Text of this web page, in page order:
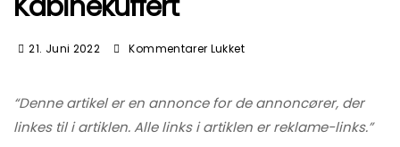
21. Juni 2022 Kommentarer Lukket
“Denne artikel er en annonce for de annoncører, der
linkes til i artiklen. Alle links i artiklen er reklame-links.”